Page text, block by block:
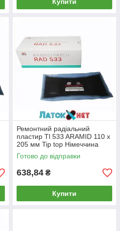
Ремонтний радіальний
пластир Tl 533 ARAMID 110 х
205 мм Tip top Німеччина
Готово до відправки
638,84 ₴
Купити